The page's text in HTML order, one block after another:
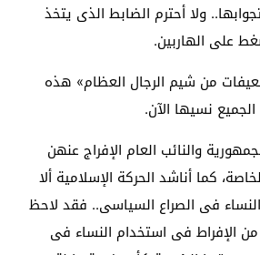
ولا أحترم الضابط الذى يتخذ
على الهاربين.
من شيم الرجال العظام» هذه
نسيها الآن.
والنائب العام الإفراج عنهن
كما أناشد الحركة الإسلامية ألا
فى الصراع السياسى.. فقد لاحظ
الإفراط فى استخدام النساء فى